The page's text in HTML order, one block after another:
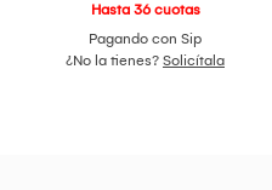
Hasta 36 cuotas
Pagando con Sip
¿No la tienes? Solicítala